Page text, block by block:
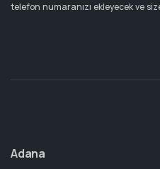
telefon numaranızı ekleyecek ve
Adana